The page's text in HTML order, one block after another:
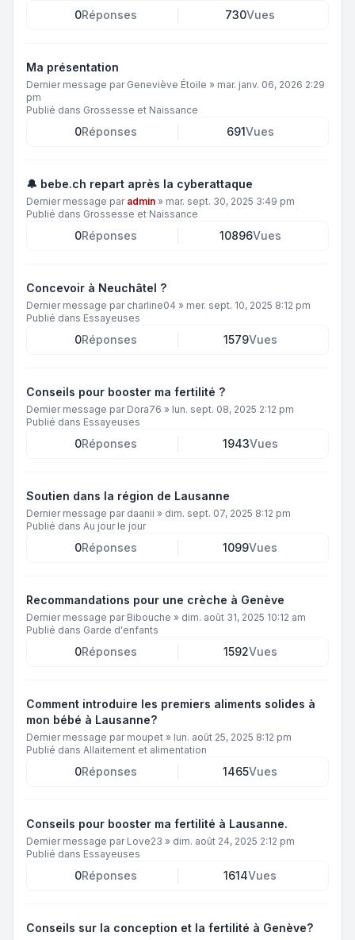
0Réponses 730Vues
Ma présentation
Dernier message par Geneviève Étoile » mar. janv. 06, 2026 2:29
pm
Publié dans Grossesse et Naissance
0Réponses 691Vues
🔔 bebe.ch repart après la cyberattaque
Dernier message par admin » mar. sept. 30, 2025 3:49 pm
Publié dans Grossesse et Naissance
0Réponses 10896Vues
Concevoir à Neuchâtel ?
Dernier message par charline04 » mer. sept. 10, 2025 8:12 pm
Publié dans Essayeuses
0Réponses 1579Vues
Conseils pour booster ma fertilité ?
Dernier message par Dora76 » lun. sept. 08, 2025 2:12 pm
Publié dans Essayeuses
0Réponses 1943Vues
Soutien dans la région de Lausanne
Dernier message par daanii » dim. sept. 07, 2025 8:12 pm
Publié dans Au jour le jour
0Réponses 1099Vues
Recommandations pour une crèche à Genève
Dernier message par Bibouche » dim. août 31, 2025 10:12 am
Publié dans Garde d'enfants
0Réponses 1592Vues
Comment introduire les premiers aliments solides à
mon bébé à Lausanne?
Dernier message par moupet » lun. août 25, 2025 8:12 pm
Publié dans Allaitement et alimentation
0Réponses 1465Vues
Conseils pour booster ma fertilité à Lausanne.
Dernier message par Love23 » dim. août 24, 2025 2:12 pm
Publié dans Essayeuses
0Réponses 1614Vues
Conseils sur la conception et la fertilité à Genève?